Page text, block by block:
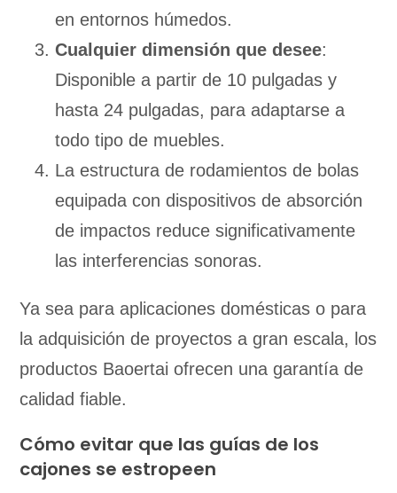
en entornos húmedos.
Cualquier dimensión que desee:
Disponible a partir de 10 pulgadas y
hasta 24 pulgadas, para adaptarse a
todo tipo de muebles.
La estructura de rodamientos de bolas
equipada con dispositivos de absorción
de impactos reduce significativamente
las interferencias sonoras.
Ya sea para aplicaciones domésticas o para
la adquisición de proyectos a gran escala, los
productos Baoertai ofrecen una garantía de
calidad fiable.
Cómo evitar que las guías de los
cajones se estropeen